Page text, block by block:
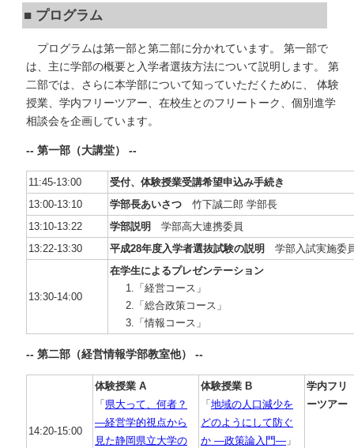
■ プログラム
プログラムは第一部と第二部に分かれています。 第一部で
は、主に学部の概要と入学者選抜方法について説明します。 第
二部では、さらに本学部について知っていただくために、 体験
授業、学内フリーツアー、在校生とのフリートーク、個別進学
相談会を企画しています。
-- 第一部（大講堂） --
11:45-13:00
受付、体験授業受講希望申込み手続き
13:00-13:10
学部長あいさつ 竹下誠二郎 学部長
13:10-13:22
学部説明
学部高大連携委員
13:22-13:30
平成28年度入学者選抜試験の説明 学部入試実施委
13:30-14:00
在学生によるプレゼンテーション
1.「経営コース」
2.「総合政策コース」
3.「情報コース」
-- 第二部（経営情報学部教室他） --
14:20-15:00
体験授業 A
「 県大って、何者？
―経営学的視点から
見た静岡県立大学の
体験授業 B
「 地域の人口減少を
どのようにして防ぐ
か ―政策論入門― 」
学内フリ
ーツアー